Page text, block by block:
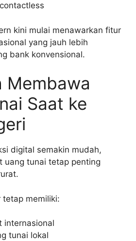
kini mulai menawarkan fitur
yang jauh lebih
bank konvensional.
Membawa
Saat ke
digital semakin mudah,
uang tunai tetap penting
tetap memiliki:
internasional
tunai lokal